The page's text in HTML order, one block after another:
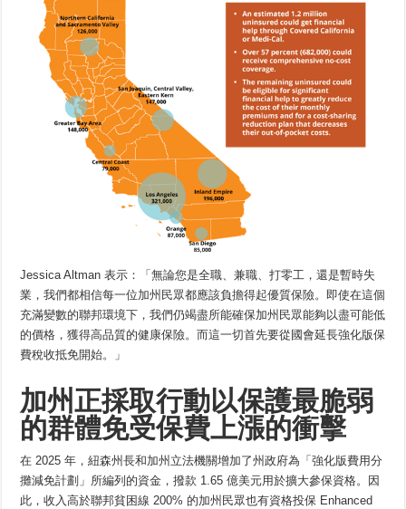
Jessica Altman 表示：「無論您是全職、兼職、打零工，還是暫時失
業，我們都相信每一位加州民眾都應該負擔得起優質保險。即使在這個
充滿變數的聯邦環境下，我們仍竭盡所能確保加州民眾能夠以盡可能低
的價格，獲得高品質的健康保險。而這一切首先要從國會延長強化版保
費稅收抵免開始。」
加州正採取行動以保護最脆弱
的群體免受保費上漲的衝擊
在 2025 年，紐森州長和加州立法機關增加了州政府為「強化版費用分
攤減免計劃」所編列的資金，撥款 1.65 億美元用於擴大參保資格。因
此，收入高於聯邦貧困線 200% 的加州民眾也有資格投保 Enhanced